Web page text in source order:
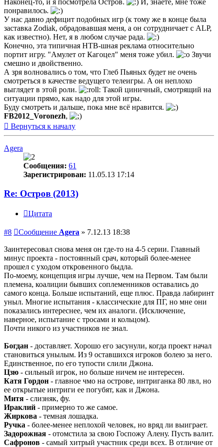
Наконец-то, и я посмотрела Остров.
И, знаете, мне тоже
понравилось.
У нас давно дефицит подобных игр (к тому же в конце была
заставка Zodiak, обрадовавшая меня, а он сотрудничает с ALP,
как известно). Нет, я в любом случае рада.
Конечно, эта типичная НТВ-шная реклама относительно
портит игру. "Амулет от Кагоцел" меня тоже убил.
Звучи
смешно и двойственно.
А зря волновались о том, что Глеб Пьяных будет не очень
смотреться в качестве ведущего телеигры. А он неплохо
выглядет в этой роли.
Такой циничный, смотрящий на
ситуации прямо, как надо для этой игры.
Буду смотреть и дальше, пока мне всё нравится.
FB2012_Voronezh,
Вернуться к началу
Agera
Сообщения: 61
Зарегистрирован: 11.05.13 17:14
Re: Остров (2013)
Цитата
#8 Сообщение Agera » 7.12.13 18:38
Заинтересовал снова меня он где-то на 4-5 серии. Главный
минус проекта - постоянный срач, который более-менее
прошел с уходом откровенного быдла.
По-моему, концепция игры лучше, чем на Первом. Там были
племена, коалиции бывших соплеменников оставались до
самого конца. Больше испытаний, еще плюс. Правда лабиринт
уныл. Многие испытания - классические для ПГ, но мне они
показались интереснее, чем их аналоги. (Исключение,
наверное, испытание с тросами и кольцом).
Почти никого из участников не знал.
Богдан - доставляет. Хорошо его засунули, когда проект начал
становиться унылым. Из 9 оставшихся игроков болею за него.
Единственное, по его тупости слили Джона.
Цзю - сильный игрок, но больше ничем не интересен.
Катя Гордон - главное чмо на острове, интриганка 80 лвл, но
ее открытые интриги ее погубят, как и Джона.
Митя - слизняк, фу.
Ираклий - примерно то же самое.
Жиркова - темная лошадка.
Ручка - более-менее неплохой человек, но вряд ли выиграет.
Задорожная - отомстила за свою Госпожу Алену. Пусть валит.
Сафронов - самый хитрый участник среди всех. В отличие от